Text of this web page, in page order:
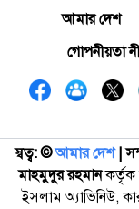
আমার দেশ
গোপনীয়তা
স্বত্ব: ©️আমার দেশ|
মাহমুদুর রহমানকর্তৃক
ইসলাম অ্যাভিনিউ,